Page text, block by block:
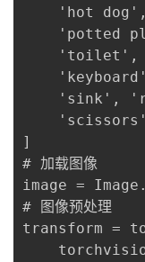
'hot
'potted
'toilet',
'sink',
]
# 加载图像
image =
# 图像预处理
transform =